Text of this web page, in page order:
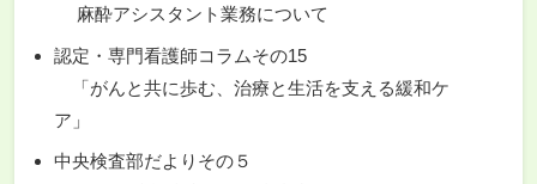
麻酔アシスタント業務について
認定・専門看護師コラムその15
「がんと共に歩む、治療と生活を支える緩和ケ
ア」
中央検査部だよりその５